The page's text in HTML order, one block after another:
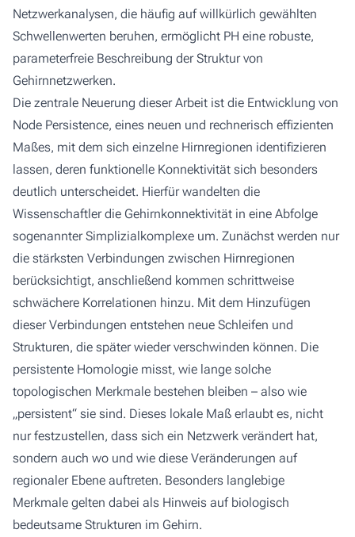
Netzwerkanalysen, die häufig auf willkürlich gewählten
Schwellenwerten beruhen, ermöglicht PH eine robuste,
parameterfreie Beschreibung der Struktur von
Gehirnnetzwerken.
Die zentrale Neuerung dieser Arbeit ist die Entwicklung von
Node Persistence, eines neuen und rechnerisch effizienten
Maßes, mit dem sich einzelne Hirnregionen identifizieren
lassen, deren funktionelle Konnektivität sich besonders
deutlich unterscheidet. Hierfür wandelten die
Wissenschaftler die Gehirnkonnektivität in eine Abfolge
sogenannter Simplizialkomplexe um. Zunächst werden nur
die stärksten Verbindungen zwischen Hirnregionen
berücksichtigt, anschließend kommen schrittweise
schwächere Korrelationen hinzu. Mit dem Hinzufügen
dieser Verbindungen entstehen neue Schleifen und
Strukturen, die später wieder verschwinden können. Die
persistente Homologie misst, wie lange solche
topologischen Merkmale bestehen bleiben – also wie
„persistent“ sie sind. Dieses lokale Maß erlaubt es, nicht
nur festzustellen, dass sich ein Netzwerk verändert hat,
sondern auch wo und wie diese Veränderungen auf
regionaler Ebene auftreten. Besonders langlebige
Merkmale gelten dabei als Hinweis auf biologisch
bedeutsame Strukturen im Gehirn.